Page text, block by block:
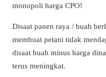
monopoli harga CPO!
Disaat panen raya / buah
membuat petani tidak
disaat buah minus harga
terus meningkat.